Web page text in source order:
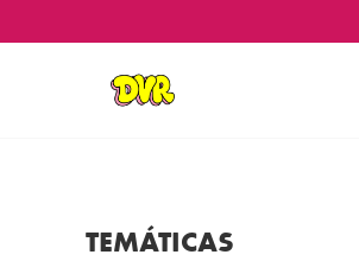
TEMÁTICAS